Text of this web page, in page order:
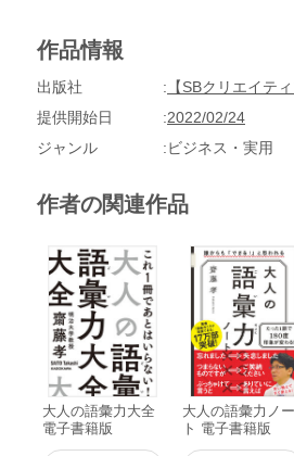
説」で、10代から楽しく読める入門書
しさ……。現代は、「生きる指針」が見
す。『論語』と言えば、「道徳的」「教
と、堅苦しいイメージがあるかもしれま
み多き現代人にこそ響くものです。●学
さい」と。●できない理由の九九％は「
だ。●結果を求めよ。しかし結果に執着
誰か。自分で考え自分で決めろ。●限界
投げたらそこで終了だ。●誰にも奪えな
ものは志である。本書では、これからを
て、古典名著の伝道師であり、テレビで
生がわかりやすく解説し、孔子の教えを
んだストーリー漫画を、人気イラスト
んが執筆しています。全66トピック、
ジ」の構成だから、読みやすくて理解
人間関係の悩み、仕事の悩み、あらゆ
作品情報
出版社
【SBクリエイティ
提供開始日
2022/02/24
ジャンル
ビジネス・実用
作者の関連作品
大人の語彙力大全
電子書籍版
大人の語彙力ノー
ト 電子書籍版